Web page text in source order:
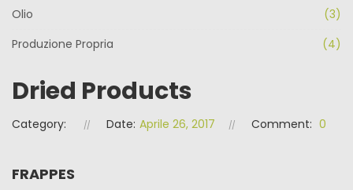
Olio
(3)
Produzione Propria
(4)
Dried Products
Category: Date: Aprile 26, 2017 Comment: 0
FRAPPES